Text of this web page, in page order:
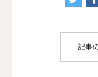
記事